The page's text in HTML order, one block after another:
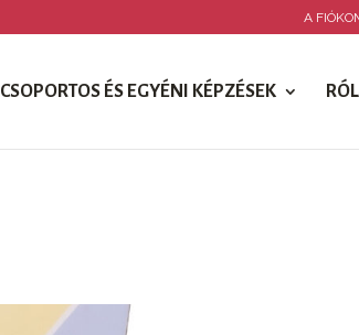
A
CSOPORTOS ÉS EGYÉNI KÉPZÉSEK